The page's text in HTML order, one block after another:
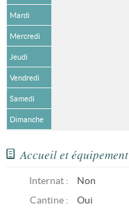
Mardi
Mercredi
Jeudi
Vendredi
Samedi
Dimanche
Accueil et équipement
Internat :
Non
Cantine :
Oui